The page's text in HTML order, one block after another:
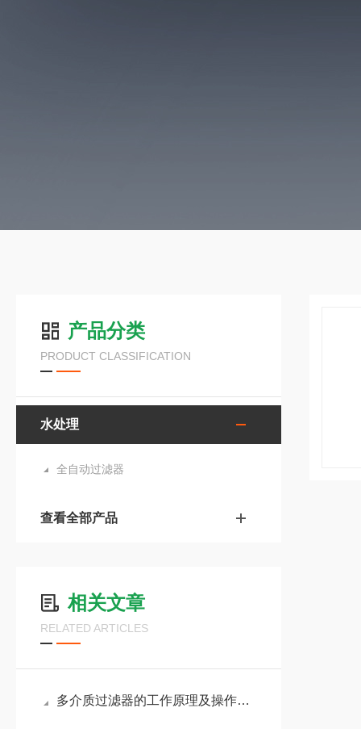
产品分类
PRODUCT CLASSIFICATION
水处理
全自动过滤器
查看全部产品
相关文章
RELATED ARTICLES
多介质过滤器的工作原理及操作日常维护